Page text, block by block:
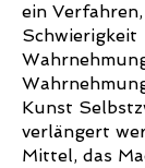
ein
Kunst
verlängert
Mittel, das